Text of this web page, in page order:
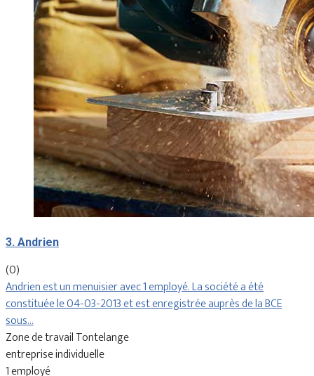
3. Andrien
(0)
Andrien est un menuisier avec 1 employé. La société a été
constituée le 04-03-2013 et est enregistrée auprès de la BCE
sous…
Zone de travail Tontelange
entreprise individuelle
1 employé